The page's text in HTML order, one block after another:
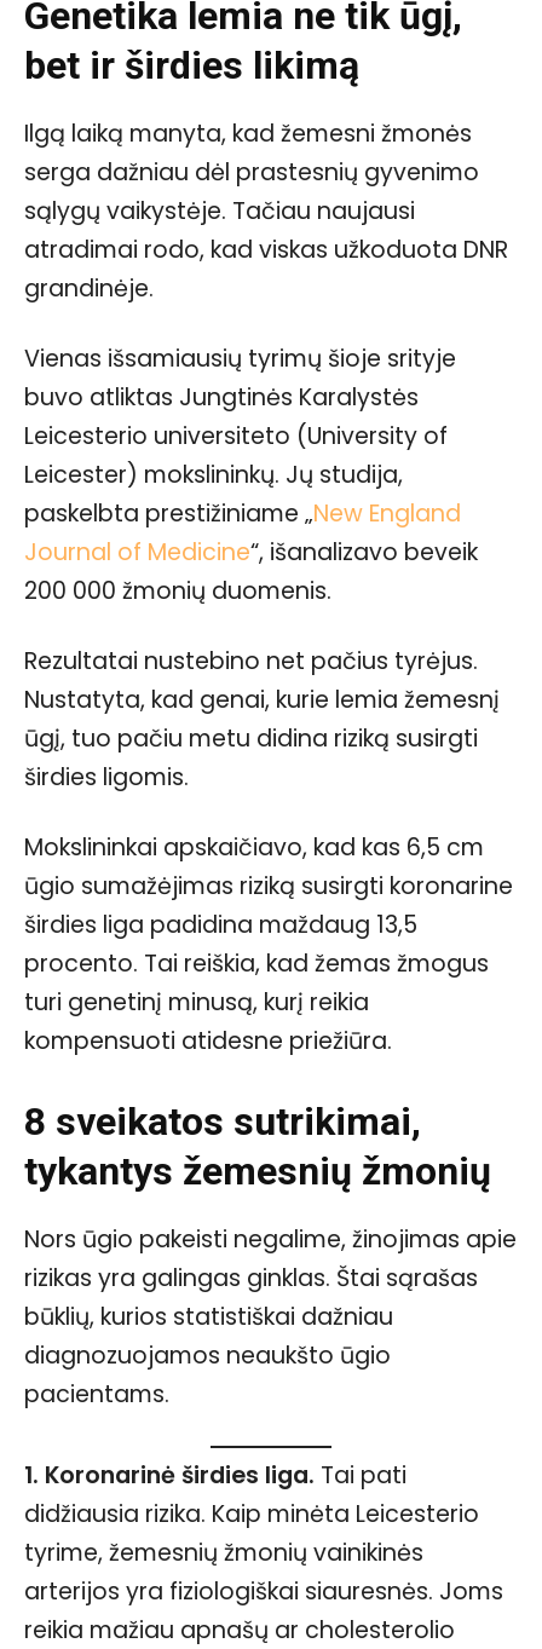
Genetika lemia ne tik ūgį,
bet ir širdies likimą
Ilgą laiką manyta, kad žemesni žmonės
serga dažniau dėl prastesnių gyvenimo
sąlygų vaikystėje. Tačiau naujausi
atradimai rodo, kad viskas užkoduota DNR
grandinėje.
Vienas išsamiausių tyrimų šioje srityje
buvo atliktas Jungtinės Karalystės
Leicesterio universiteto (University of
Leicester) mokslininkų. Jų studija,
paskelbta prestižiniame „New England
Journal of Medicine“, išanalizavo beveik
200 000 žmonių duomenis.
Rezultatai nustebino net pačius tyrėjus.
Nustatyta, kad genai, kurie lemia žemesnį
ūgį, tuo pačiu metu didina riziką susirgti
širdies ligomis.
Mokslininkai apskaičiavo, kad kas 6,5 cm
ūgio sumažėjimas riziką susirgti koronarine
širdies liga padidina maždaug 13,5
procento. Tai reiškia, kad žemas žmogus
turi genetinį minusą, kurį reikia
kompensuoti atidesne priežiūra.
8 sveikatos sutrikimai,
tykantys žemesnių žmonių
Nors ūgio pakeisti negalime, žinojimas apie
rizikas yra galingas ginklas. Štai sąrašas
būklių, kurios statistiškai dažniau
diagnozuojamos neaukšto ūgio
pacientams.
1. Koronarinė širdies liga. Tai pati
didžiausia rizika. Kaip minėta Leicesterio
tyrime, žemesnių žmonių vainikinės
arterijos yra fiziologiškai siauresnės. Joms
reikia mažiau apnašų ar cholesterolio